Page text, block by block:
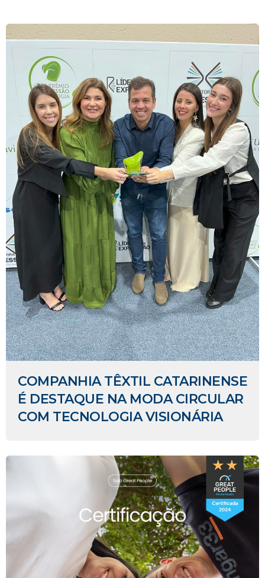
COMPANHIA TÊXTIL CATARINENSE
É DESTAQUE NA MODA CIRCULAR
COM TECNOLOGIA VISIONÁRIA